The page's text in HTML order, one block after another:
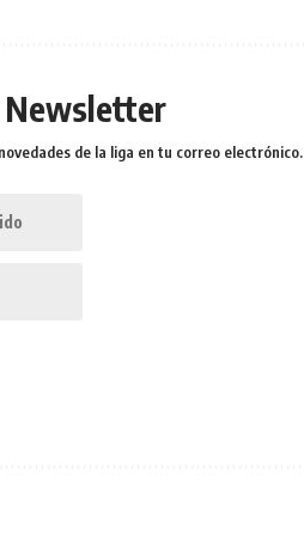
Newsletter
de la liga en tu correo electrónico.